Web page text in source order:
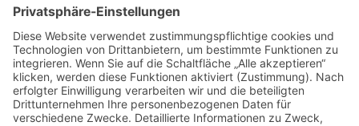
Alte Heerstraße 2
97877 Wertheim-Reicholzheim
Tel.: 0 93 42 - 49 57
Fax: 0 93 42 - 2 17 83
info@prokopp-haustechnik.de